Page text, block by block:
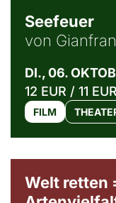
Seefeuer
von
DI., 06.
12 EUR / 11 EUR
FILM
Welt retten